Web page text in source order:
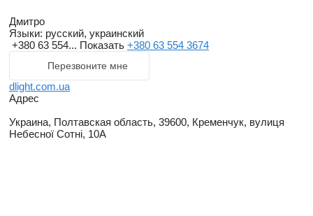
Дмитро
Языки: русский, украинский
+380 63 554... Показать +380 63 554 3674
Перезвоните мне
dlight.com.ua
Адрес
Украина, Полтавская область, 39600, Кременчук, вулиця
Небесної Сотні, 10А